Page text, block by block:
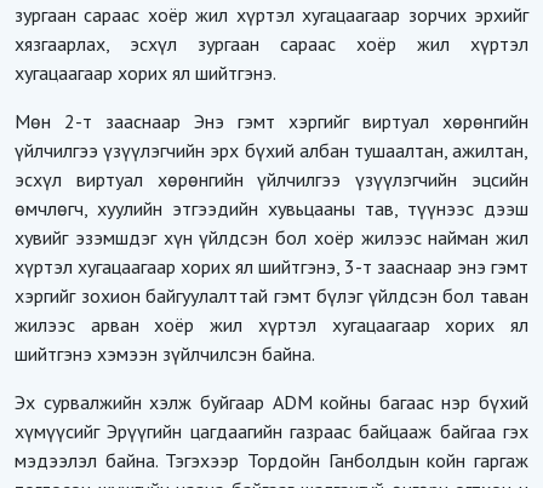
зургаан сараас хоёр жил хүртэл хугацаагаар зорчих эрхийг
хязгаарлах, эсхүл зургаан сараас хоёр жил хүртэл
хугацаагаар хорих ял шийтгэнэ.
Мөн 2-т зааснаар Энэ гэмт хэргийг виртуал хөрөнгийн
үйлчилгээ үзүүлэгчийн эрх бүхий албан тушаалтан, ажилтан,
эсхүл виртуал хөрөнгийн үйлчилгээ үзүүлэгчийн эцсийн
өмчлөгч, хуулийн этгээдийн хувьцааны тав, түүнээс дээш
хувийг эзэмшдэг хүн үйлдсэн бол хоёр жилээс найман жил
хүртэл хугацаагаар хорих ял шийтгэнэ, 3-т зааснаар энэ гэмт
хэргийг зохион байгуулалттай гэмт бүлэг үйлдсэн бол таван
жилээс арван хоёр жил хүртэл хугацаагаар хорих ял
шийтгэнэ хэмээн зүйлчилсэн байна.
Эх сурвалжийн хэлж буйгаар ADM койны багаас нэр бүхий
хүмүүсийг Эрүүгийн цагдаагийн газраас байцааж байгаа гэх
мэдээлэл байна. Тэгэхээр Тордойн Ганболдын койн гаргаж